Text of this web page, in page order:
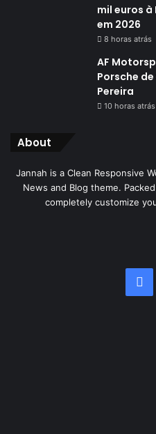
mil euros
em 2026
8 horas atrás
AF
Porsche
Pereira
10 horas atrás
About
Jannah is a Clean Responsive
News and Blog theme.
completely customize